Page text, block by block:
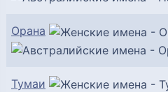
Орана
Тумаи